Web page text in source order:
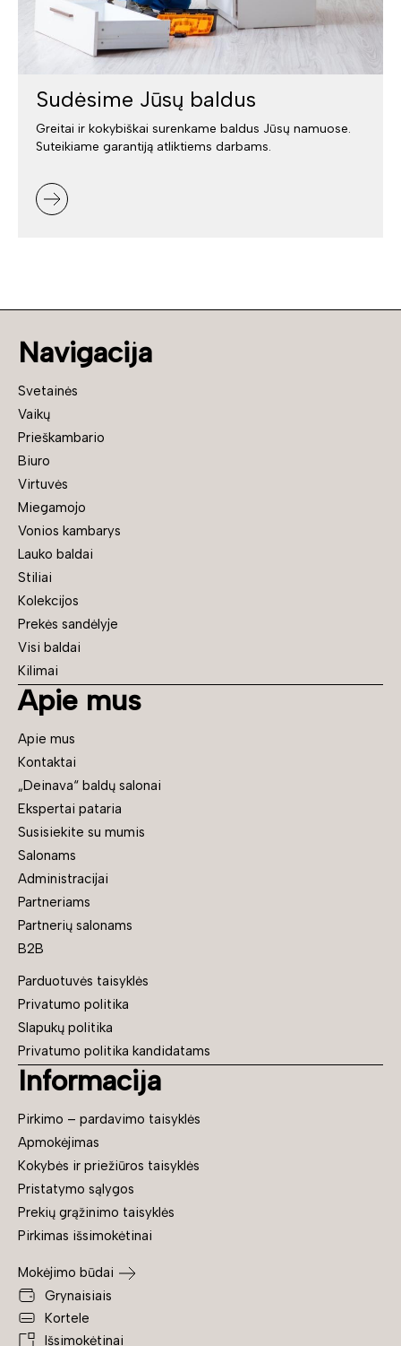
Sudėsime Jūsų baldus
Greitai ir kokybiškai surenkame baldus Jūsų namuose.
Suteikiame garantiją atliktiems darbams.
Navigacija
Svetainės
Vaikų
Prieškambario
Biuro
Virtuvės
Miegamojo
Vonios kambarys
Lauko baldai
Stiliai
Kolekcijos
Prekės sandėlyje
Visi baldai
Kilimai
Apie mus
Apie mus
Kontaktai
„Deinava“ baldų salonai
Ekspertai pataria
Susisiekite su mumis
Salonams
Administracijai
Partneriams
Partnerių salonams
B2B
Parduotuvės taisyklės
Privatumo politika
Slapukų politika
Privatumo politika kandidatams
Informacija
Pirkimo – pardavimo taisyklės
Apmokėjimas
Kokybės ir priežiūros taisyklės
Pristatymo sąlygos
Prekių grąžinimo taisyklės
Pirkimas išsimokėtinai
Mokėjimo būdai
Grynaisiais
Kortele
Išsimokėtinai